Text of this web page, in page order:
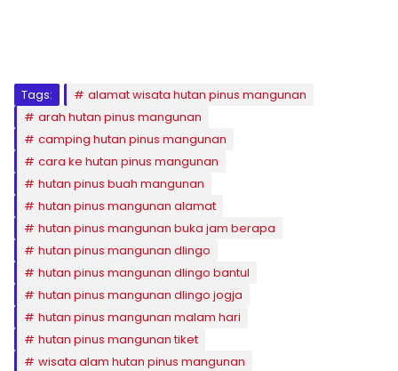
Tags:
alamat wisata hutan pinus mangunan
arah hutan pinus mangunan
camping hutan pinus mangunan
cara ke hutan pinus mangunan
hutan pinus buah mangunan
hutan pinus mangunan alamat
hutan pinus mangunan buka jam berapa
hutan pinus mangunan dlingo
hutan pinus mangunan dlingo bantul
hutan pinus mangunan dlingo jogja
hutan pinus mangunan malam hari
hutan pinus mangunan tiket
wisata alam hutan pinus mangunan